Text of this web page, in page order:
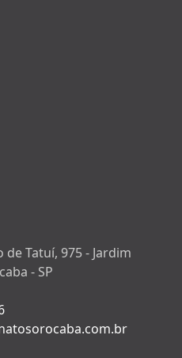
de Tatuí, 975 - Jardim
- SP